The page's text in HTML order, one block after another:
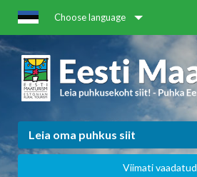
Choose language
Viimati vaadatud